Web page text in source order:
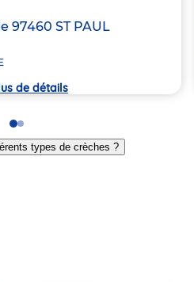
97460 ST PAUL
de détails
Go
to
slide
Go
to
slidetypes de crèches ?